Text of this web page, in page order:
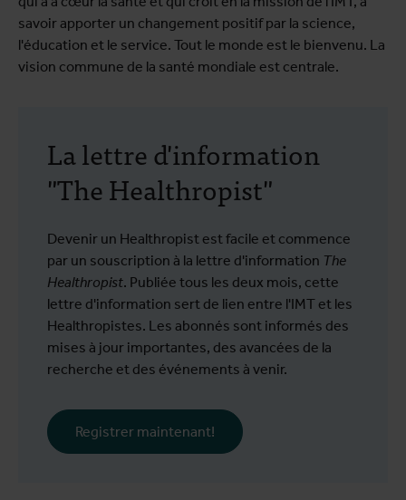
savoir apporter un changement positif par la science,
l'éducation et le service. Tout le monde est le bienvenu. La
vision commune de la santé mondiale est centrale.
La lettre d'information
"The Healthropist"
Devenir un Healthropist est facile et commence
par un souscription à la lettre d'information The
Healthropist. Publiée tous les deux mois, cette
lettre d'information sert de lien entre l'IMT et les
Healthropistes. Les abonnés sont informés des
mises à jour importantes, des avancées de la
recherche et des événements à venir.
Registrer maintenant!